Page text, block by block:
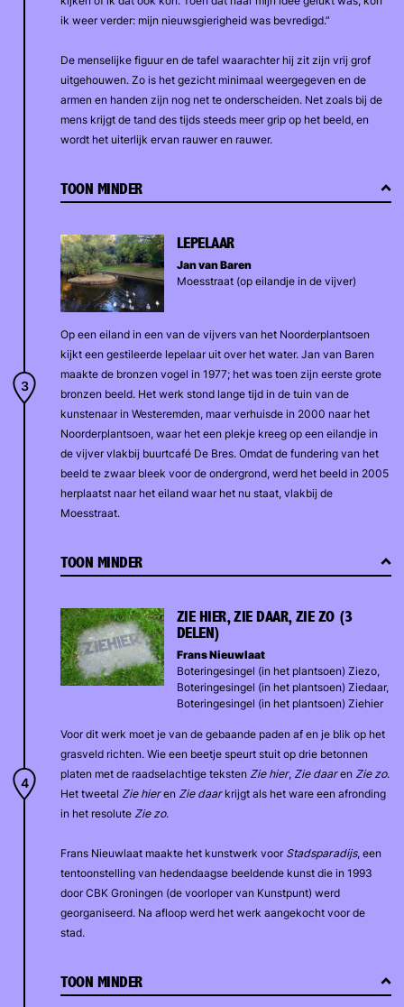
ik weer verder: mijn nieuwsgierigheid was bevredigd.”
De menselijke figuur en de tafel waarachter hij zit zijn vrij grof
uitgehouwen. Zo is het gezicht minimaal weergegeven en de
armen en handen zijn nog net te onderscheiden. Net zoals bij de
mens krijgt de tand des tijds steeds meer grip op het beeld, en
wordt het uiterlijk ervan rauwer en rauwer.
TOON MINDER
LEPELAAR
Jan van Baren
Moesstraat (op eilandje in de vijver)
Op een eiland in een van de vijvers van het Noorderplantsoen
kijkt een gestileerde lepelaar uit over het water. Jan van Baren
maakte de bronzen vogel in 1977; het was toen zijn eerste grote
bronzen beeld. Het werk stond lange tijd in de tuin van de
kunstenaar in Westeremden, maar verhuisde in 2000 naar het
Noorderplantsoen, waar het een plekje kreeg op een eilandje in
de vijver vlakbij buurtcafé De Bres. Omdat de fundering van het
beeld te zwaar bleek voor de ondergrond, werd het beeld in 2005
herplaatst naar het eiland waar het nu staat, vlakbij de
Moesstraat.
TOON MINDER
ZIE HIER, ZIE DAAR, ZIE ZO (3
DELEN)
Frans Nieuwlaat
Boteringesingel (in het plantsoen) Ziezo,
Boteringesingel (in het plantsoen) Ziedaar,
Boteringesingel (in het plantsoen) Ziehier
Voor dit werk moet je van de gebaande paden af en je blik op het
grasveld richten. Wie een beetje speurt stuit op drie betonnen
platen met de raadselachtige teksten Zie hier, Zie daaren Zie zo.
Het tweetal Zie hieren Zie daarkrijgt als het ware een afronding
in het resolute Zie zo.
Frans Nieuwlaat maakte het kunstwerk voor Stadsparadijs, een
tentoonstelling van hedendaagse beeldende kunst die in 1993
door CBK Groningen (de voorloper van Kunstpunt) werd
georganiseerd. Na afloop werd het werk aangekocht voor de
stad.
TOON MINDER